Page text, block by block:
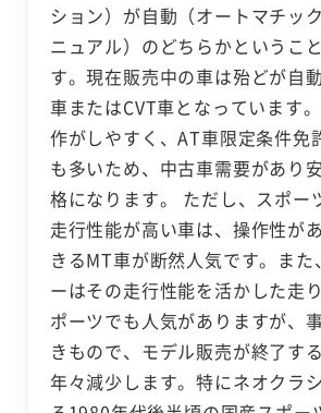
ション）が自動（オートマチッ
ニュアル）のどちらかというこ
す。現在販売中の車は殆どが自
車またはCVT車となっています
作がしやすく、AT車限定条件免
も多いため、中古車需要があり
格になります。 ただし、スポー
走行性能が高い車は、操作性が
きるMT車が断然人気です。また
ーはその走行性能を活かした走
ポーツでも人気がありますが、
きもので、モデル販売が終了す
年々減少します。特にネオクラ